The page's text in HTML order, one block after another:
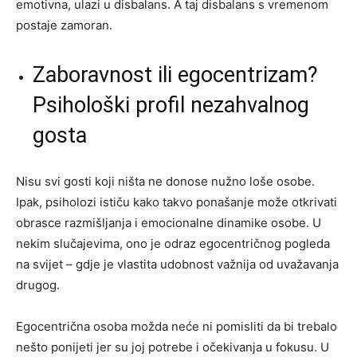
emotivna, ulazi u disbalans. A taj disbalans s vremenom
postaje zamoran.
Zaboravnost ili egocentrizam?
Psihološki profil nezahvalnog
gosta
Nisu svi gosti koji ništa ne donose nužno loše osobe.
Ipak, psiholozi ističu kako takvo ponašanje može otkrivati
obrasce razmišljanja i emocionalne dinamike osobe. U
nekim slučajevima, ono je odraz egocentričnog pogleda
na svijet – gdje je vlastita udobnost važnija od uvažavanja
drugog.
Egocentrična osoba možda neće ni pomisliti da bi trebalo
nešto ponijeti jer su joj potrebe i očekivanja u fokusu. U